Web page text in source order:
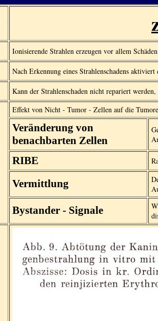
Ionisierende Strahlen erzeugen vor allem
Nach Erkennung eines Strahlenschadens
Kann der Strahlenschaden nicht repariert
Effekt von Nicht - Tumor - Zellen auf die
Veränderung von
benachbarten Zellen
RIBE
Vermittlung
Bystander - Signale